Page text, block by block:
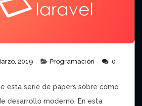
2019 Programación 0
esta serie de papers sobre como
desarrollo moderno. En esta